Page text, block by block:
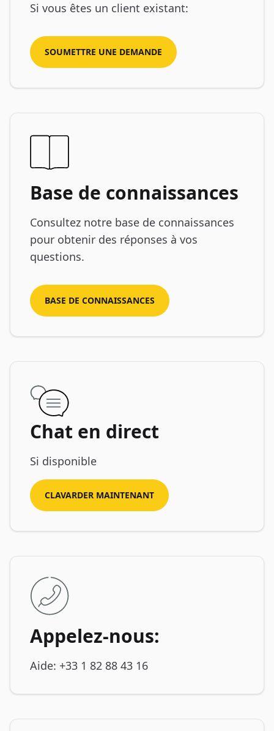
Si vous êtes un client existant:
SOUMETTRE UNE DEMANDE
Base de connaissances
Consultez notre base de connaissances
pour obtenir des réponses à vos
questions.
BASE DE CONNAISSANCES
Chat en direct
Si disponible
CLAVARDER MAINTENANT
Appelez-nous:
Aide: +33 1 82 88 43 16